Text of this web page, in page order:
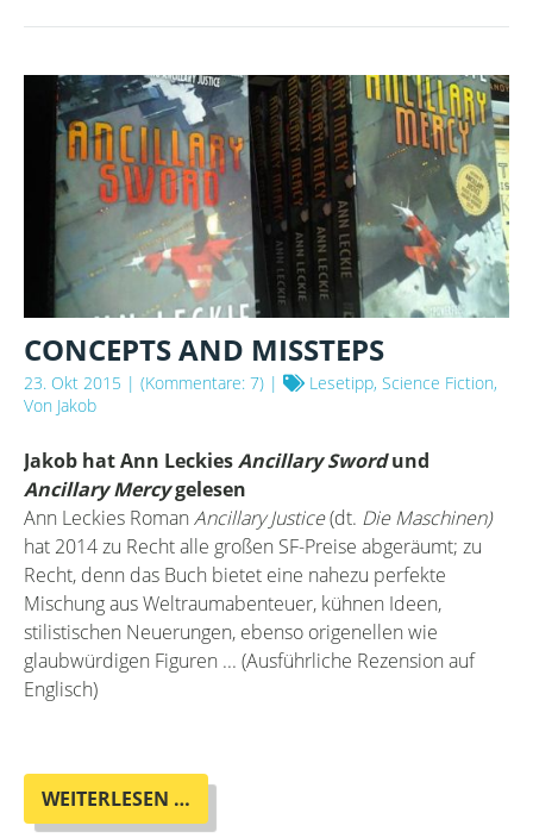
LESE-
CONCEPTS AND MISSTEPS
23. Okt 2015 | (Kommentare: 7) |
Lesetipp, Science Fiction,
Von Jakob
Jakob hat Ann LeckiesAncillary Swordund
Ancillary Mercygelesen
Ann Leckies Roman Ancillary Justice(dt. Die Maschinen)
hat 2014 zu Recht alle großen SF-Preise abgeräumt; zu
Recht, denn das Buch bietet eine nahezu perfekte
Mischung aus Weltraumabenteuer, kühnen Ideen,
stilistischen Neuerungen, ebenso origenellen wie
glaubwürdigen Figuren ... (Ausführliche Rezension auf
Englisch)
WEITERLESEN …
AND